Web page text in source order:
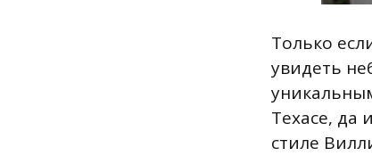
Только
увидеть
Техасе, да
стиле